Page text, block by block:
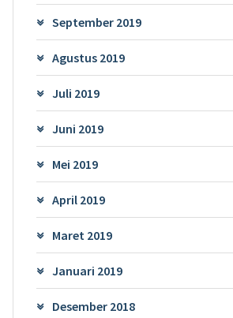
September 2019
Agustus 2019
Juli 2019
Juni 2019
Mei 2019
April 2019
Maret 2019
Januari 2019
Desember 2018